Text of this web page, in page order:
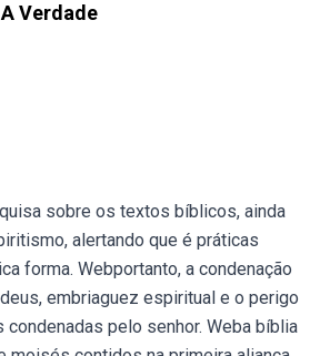
Verdade
sobre os textos bíblicos, ainda
alertando que é práticas
forma. Webportanto, a condenação
embriaguez espiritual e o perigo
pelo senhor. Weba bíblia